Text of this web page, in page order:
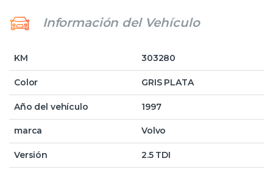
Información del Vehículo
KM 303280
Color GRIS PLATA
Año del vehículo 1997
marca Volvo
Versión 2.5 TDI